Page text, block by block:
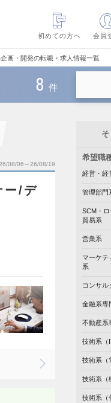
初めての方へ
会員
画・開発の転職・求人情報一覧
8 件
08/06～26/08/19
ー/デ
希望職
経営・経
管理部門
SCM・ロ
貿易系
営業系
マーケテ
系
コンサル
金融系専
不動産系
技術系（
技術系（
技術系（
技術系（